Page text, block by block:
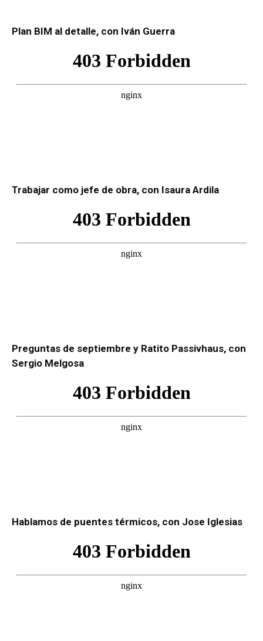
Plan BIM al detalle, con Iván Guerra
Trabajar como jefe de obra, con Isaura Ardila
Preguntas de septiembre y Ratito Passivhaus, con
Sergio Melgosa
Hablamos de puentes térmicos, con Jose Iglesias